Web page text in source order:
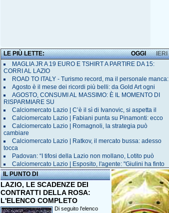
LE PIÙ LETTE: IERI
OGGI
MAGLIA JR A 19 EURO E TSHIRT A PARTIRE DA 15:
CORRI AL LAZIO
ROAD TO ITALY - Turismo record, ma il personale manca:
Agosto è il mese dei ricordi più belli: da Gold Art ogni
AGOSTO, CONSUMI AL MASSIMO: È IL MOMENTO DI
RISPARMIARE SU
Calciomercato Lazio | C’è il sì di Ivanovic, si aspetta il
Calciomercato Lazio | Fabiani punta su Pinamonti: ecco
Calciomercato Lazio | Romagnoli, la strategia può
cambiare
Calciomercato Lazio | Ratkov, il mercato bussa: adesso
tocca
Padovan: “I tifosi della Lazio non mollano, Lotito può
Calciomercato Lazio | Esposito, l'agente: "Giulini ha finto
IL PUNTO DI
LAZIO, LE SCADENZE DEI
CONTRATTI DELLA ROSA:
L'ELENCO COMPLETO
Di seguito l'elenco